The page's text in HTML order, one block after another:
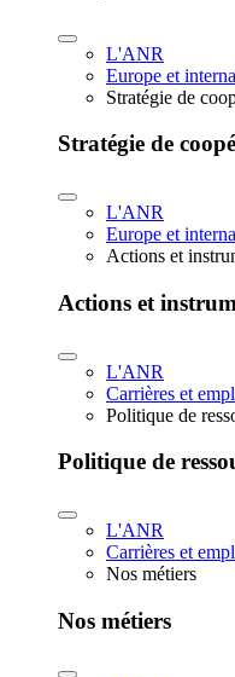
L'ANR
Europe et
Stratégie de
Stratégie de
L'ANR
Europe et
Actions et
Actions et
L'ANR
Carrières et
Politique de
Politique de
L'ANR
Carrières et
Nos métiers
Nos métiers